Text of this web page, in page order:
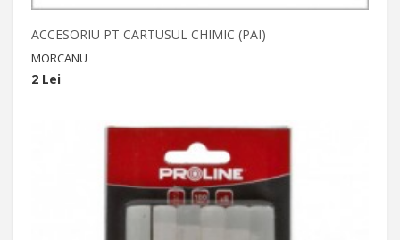
ACCESORIU PT CARTUSUL CHIMIC (PAI)
MORCANU
2 Lei